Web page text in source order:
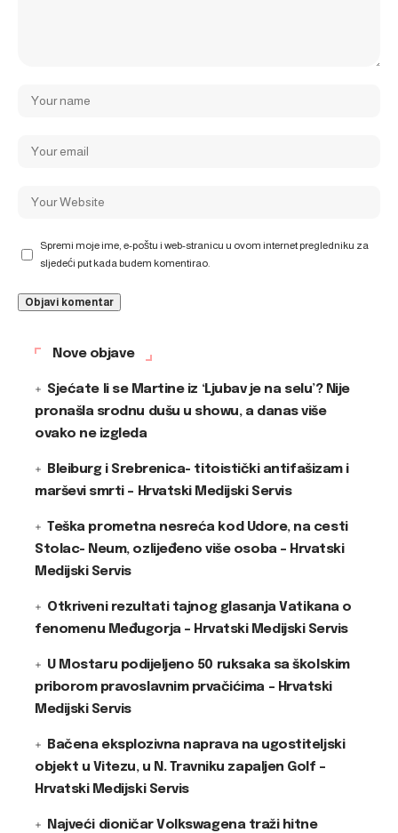
Spremi moje ime, e-poštu i web-stranicu u ovom internet pregledniku za
sljedeći put kada budem komentirao.
Nove objave
Sjećate li se Martine iz ‘Ljubav je na selu’? Nije
pronašla srodnu dušu u showu, a danas više
ovako ne izgleda
Bleiburg i Srebrenica- titoistički antifašizam i
marševi smrti – Hrvatski Medijski Servis
Teška prometna nesreća kod Udore, na cesti
Stolac- Neum, ozlijeđeno više osoba – Hrvatski
Medijski Servis
Otkriveni rezultati tajnog glasanja Vatikana o
fenomenu Međugorja – Hrvatski Medijski Servis
U Mostaru podijeljeno 50 ruksaka sa školskim
priborom pravoslavnim prvačićima – Hrvatski
Medijski Servis
Bačena eksplozivna naprava na ugostiteljski
objekt u Vitezu, u N. Travniku zapaljen Golf –
Hrvatski Medijski Servis
Najveći dioničar Volkswagena traži hitne